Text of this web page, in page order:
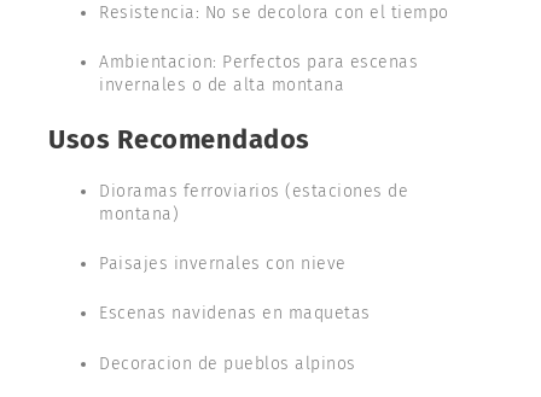
Resistencia: No se decolora con el tiempo
Ambientacion: Perfectos para escenas
invernales o de alta montana
Usos Recomendados
Dioramas ferroviarios (estaciones de
montana)
Paisajes invernales con nieve
Escenas navidenas en maquetas
Decoracion de pueblos alpinos